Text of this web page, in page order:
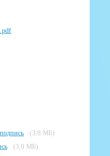
(3,8 МБ)
(3,0 МБ)